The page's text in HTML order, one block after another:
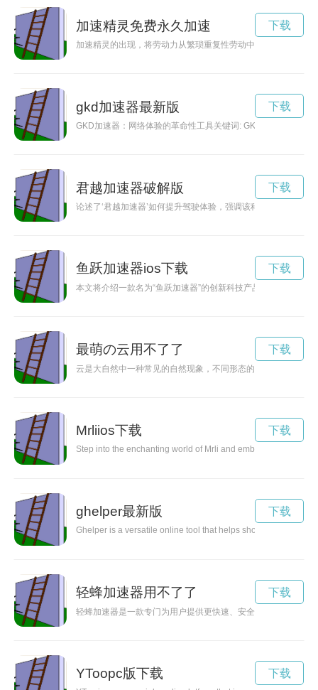
加速精灵免费永久加速
加速精灵的出现，将劳动力从繁琐重复性劳动中解放出来，提
下载
gkd加速器最新版
GKD加速器：网络体验的革命性工具关键词: GKD加速器、网
下载
君越加速器破解版
论述了‘君越加速器’如何提升驾驶体验，强调该科技产品在汽车
下载
鱼跃加速器ios下载
本文将介绍一款名为“鱼跃加速器”的创新科技产品，它能够帮
下载
最萌の云用不了了
云是大自然中一种常见的自然现象，不同形态的云给人们带来
下载
Mrliios下载
Step into the enchanting world of Mrli and embark on a
下载
ghelper最新版
Ghelper is a versatile online tool that helps shoppers
下载
轻蜂加速器用不了了
轻蜂加速器是一款专门为用户提供更快速、安全的网络访问服
下载
YToopc版下载 下载